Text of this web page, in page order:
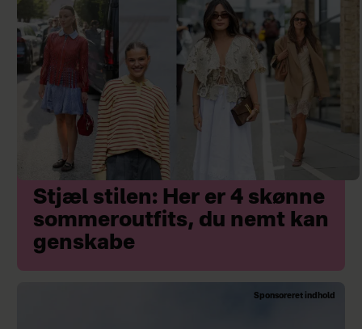
Stjæl stilen: Her er 4 skønne
sommeroutfits, du nemt kan
genskabe
Sponsoreret indhold